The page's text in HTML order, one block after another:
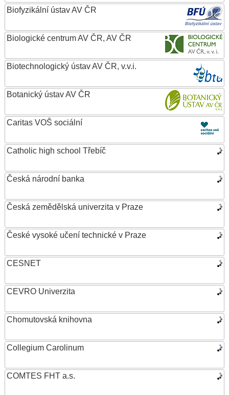
Biofyzikální ústav AV ČR
Biologické centrum AV ČR, AV ČR
Biotechnologický ústav AV ČR, v.v.i.
Botanický ústav AV ČR
Caritas VOŠ sociální
Catholic high school Třebíč
Česká národní banka
Česká zemědělská univerzita v Praze
České vysoké učení technické v Praze
CESNET
CEVRO Univerzita
Chomutovská knihovna
Collegium Carolinum
COMTES FHT a.s.